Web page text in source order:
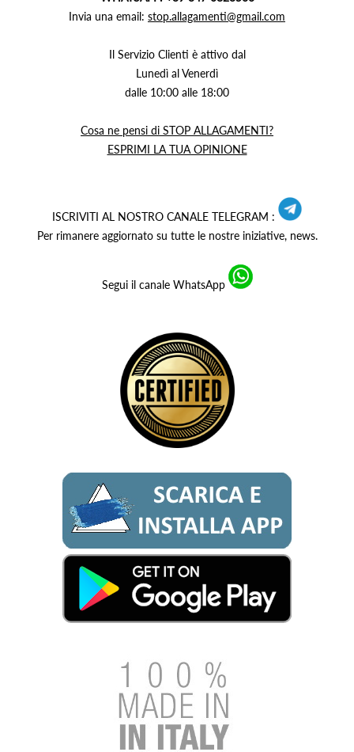
Invia una email: stop.allagamenti@gmail.com
Il Servizio Clienti è attivo dal
Lunedì al Venerdì
dalle 10:00 alle 18:00
Cosa ne pensi di STOP ALLAGAMENTI?
ESPRIMI LA TUA OPINIONE
ISCRIVITI AL NOSTRO CANALE TELEGRAM :
Per rimanere aggiornato su tutte le nostre iniziative, news.
Segui il canale WhatsApp